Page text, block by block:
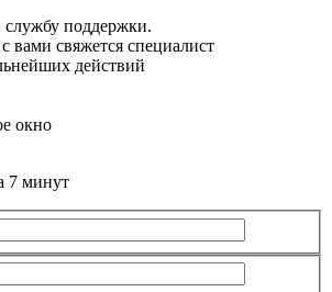
службу поддержки.
вами свяжется специалист
действий
7 минут